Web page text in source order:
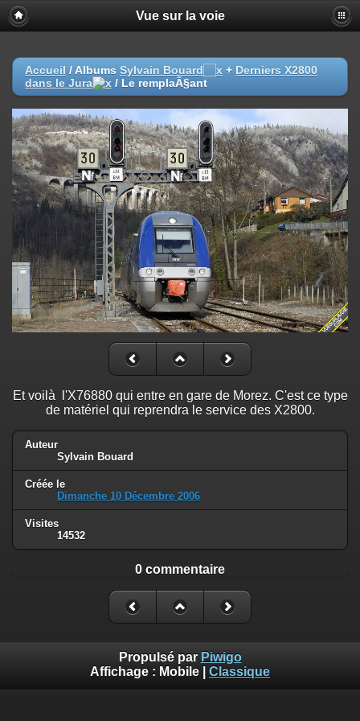
Vue sur la voie
Accueil / Albums Sylvain Bouard + Derniers X2800
dans le Jura
/ Le remplaÃ§ant
Et voilà l'X76880 qui entre en gare de Morez. C'est ce type
de matériel qui reprendra le service des X2800.
Auteur
Sylvain Bouard
Créée le
Dimanche 10 Décembre 2006
Visites
14532
0 commentaire
Propulsé par Piwigo
Affichage : Mobile Classique